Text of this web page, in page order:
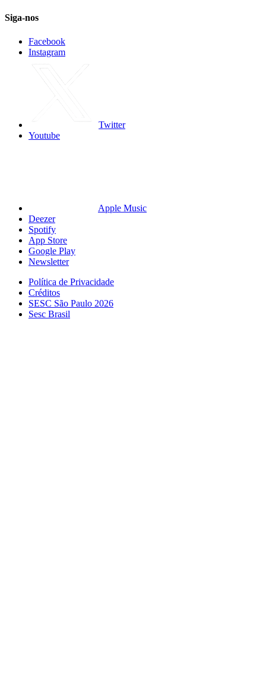
Siga-nos
Facebook
Instagram
Twitter
Youtube
Apple Music
Deezer
Spotify
App Store
Google Play
Newsletter
Política de Privacidade
Créditos
SESC São Paulo 2026
Sesc Brasil